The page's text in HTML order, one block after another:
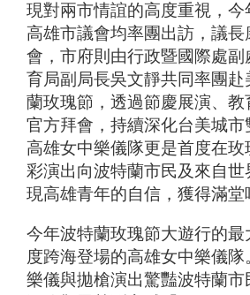
現對兩市情誼的高度重視，
高雄市議會均率團出訪，議長
會，市府則由行政暨國際處副
育局副局長吳文靜共同率團
蘭玫瑰節，透過節慶展演、
官方拜會，持續深化台美城
高雄女中樂儀隊更是首度在
彩演出向波特蘭市民及來自
現高雄青年的自信，獲得滿堂
今年波特蘭玫瑰節大遊行的
度跨海登場的高雄女中樂儀
樂儀與拋槍演出驚豔波特蘭市